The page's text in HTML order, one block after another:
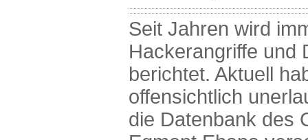
Seit Jahren wird
Hackerangriffe und
berichtet. Aktuell
offensichtlich
die Datenbank des